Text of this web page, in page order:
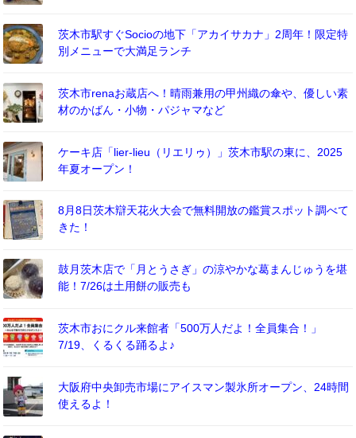
茨木市駅すぐSocioの地下「アカイサカナ」2周年！限定特
別メニューで大満足ランチ
茨木市renaお蔵店へ！晴雨兼用の甲州織の傘や、優しい素
材のかばん・小物・パジャマなど
ケーキ店「lier-lieu（リエリゥ）」茨木市駅の東に、2025
年夏オープン！
8月8日茨木辯天花火大会で無料開放の鑑賞スポット調べて
きた！
鼓月茨木店で「月とうさぎ」の涼やかな葛まんじゅうを堪
能！7/26は土用餅の販売も
茨木市おにクル来館者「500万人だよ！全員集合！」
7/19、くるくる踊るよ♪
大阪府中央卸売市場にアイスマン製氷所オープン、24時間
使えるよ！